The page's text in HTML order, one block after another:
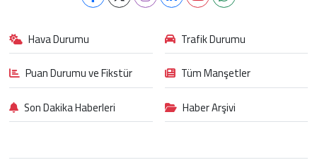
Hava Durumu
Trafik Durumu
Puan Durumu ve Fikstür
Tüm Manşetler
Son Dakika Haberleri
Haber Arşivi